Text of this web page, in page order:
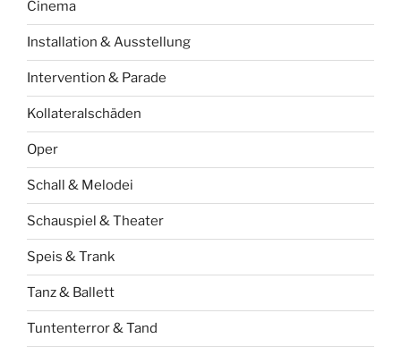
Cinema
Installation & Ausstellung
Intervention & Parade
Kollateralschäden
Oper
Schall & Melodei
Schauspiel & Theater
Speis & Trank
Tanz & Ballett
Tuntenterror & Tand